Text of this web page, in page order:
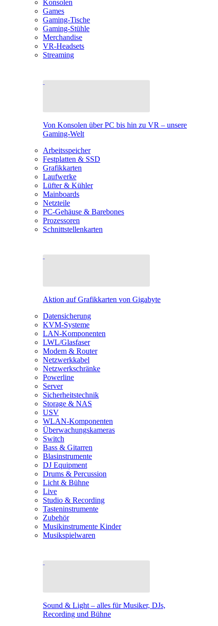
Konsolen
Games
Gaming-Tische
Gaming-Stühle
Merchandise
VR-Headsets
Streaming
Von Konsolen über PC bis hin zu VR – unsere
Gaming-Welt
Arbeitsspeicher
Festplatten & SSD
Grafikkarten
Laufwerke
Lüfter & Kühler
Mainboards
Netzteile
PC-Gehäuse & Barebones
Prozessoren
Schnittstellenkarten
Aktion auf Grafikkarten von Gigabyte
Datensicherung
KVM-Systeme
LAN-Komponenten
LWL/Glasfaser
Modem & Router
Netzwerkkabel
Netzwerkschränke
Powerline
Server
Sicherheitstechnik
Storage & NAS
USV
WLAN-Komponenten
Überwachungskameras
Switch
Bass & Gitarren
Blasinstrumente
DJ Equipment
Drums & Percussion
Licht & Bühne
Live
Studio & Recording
Tasteninstrumente
Zubehör
Musikinstrumente Kinder
Musikspielwaren
Sound & Light – alles für Musiker, DJs,
Recording und Bühne